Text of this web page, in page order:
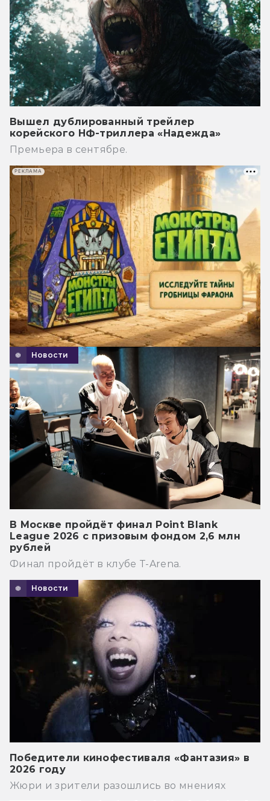
Вышел дублированный трейлер
корейского НФ-триллера «Надежда»
Премьера в сентябре.
Новости
В Москве пройдёт финал Point Blank
League 2026 с призовым фондом 2,6 млн
рублей
Финал пройдёт в клубе T-Arena.
Новости
Победители кинофестиваля «Фантазия» в
2026 году
Жюри и зрители разошлись во мнениях
РЕКЛАМА